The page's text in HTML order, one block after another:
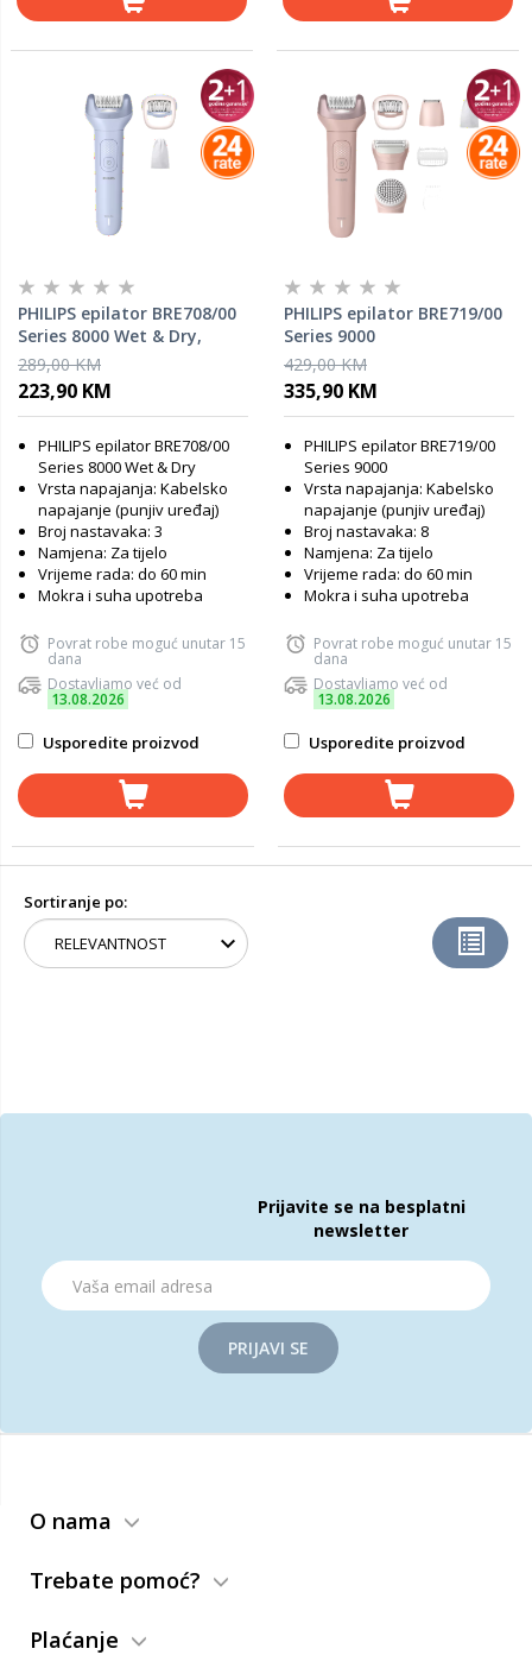
PHILIPS epilator BRE708/00
Series 8000 Wet & Dry,
bežični, 3 nastavka
289,00 KM
223,90 KM
PHILIPS epilator BRE708/00
Series 8000 Wet & Dry
Vrsta napajanja: Kabelsko
napajanje (punjiv uređaj)
Broj nastavaka: 3
Namjena: Za tijelo
Vrijeme rada: do 60 min
Mokra i suha upotreba
Povrat robe moguć unutar 15
dana
Dostavljamo već od
13.08.2026
Usporedite proizvod
PHILIPS epilator BRE719/00
Series 9000
429,00 KM
335,90 KM
PHILIPS epilator BRE719/00
Series 9000
Vrsta napajanja: Kabelsko
napajanje (punjiv uređaj)
Broj nastavaka: 8
Namjena: Za tijelo
Vrijeme rada: do 60 min
Mokra i suha upotreba
Povrat robe moguć unutar 15
dana
Dostavljamo već od
13.08.2026
Usporedite proizvod
Sortiranje po:
Prijavite se na besplatni
newsletter
PRIJAVI SE
O nama
Trebate pomoć?
Plaćanje